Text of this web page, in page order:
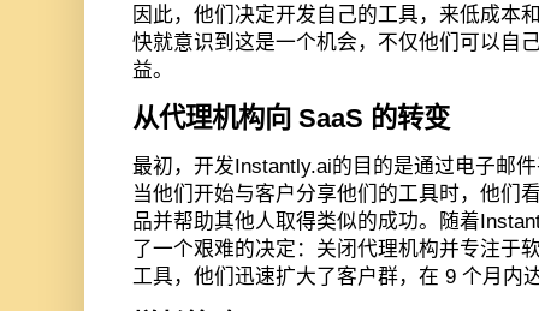
因此，他们决定开发自己的工具，来低成本
快就意识到这是一个机会，不仅他们可以自
益。
从代理机构向 SaaS 的转变
最初，开发Instantly.ai的目的是通过电子邮
当他们开始与客户分享他们的工具时，他们
品并帮助其他人取得类似的成功。随着
了一个艰难的决定：关闭代理机构并专注于
工具，他们迅速扩大了客户群，在 9 个月内